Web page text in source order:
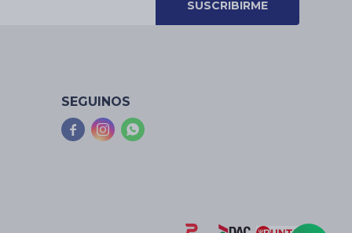
SUSCRIBIRME
SEGUINOS
  